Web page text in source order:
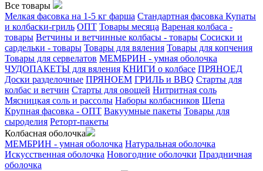
Все товары
Мелкая фасовка на 1-5 кг фарша Стандартная фасовка Купаты
и колбаски-гриль ОПТ Товары месяца Вареная колбаса -
товары Ветчины и ветчинные колбасы - товары Сосиски и
сардельки - товары Товары для вяления Товары для копчения
Товары для сервелатов МЕМБРИН - умная оболочка
ЧУДОПАКЕТЫ для вяления КНИГИ о колбасе ПРЯНОЕД
Доски разделочные ПРЯНОЕМ ГРИЛЬ и BBQ Старты для
колбас и ветчин Старты для овощей Нитритная соль
Мясницкая соль и рассолы Наборы колбасников Щепа
Крупная фасовка - ОПТ Вакуумные пакеты Товары для
сыроделия Реторт-пакеты
Колбасная оболочка
МЕМБРИН - умная оболочка Натуральная оболочка
Искусственная оболочка Новогодние оболочки Праздничная
оболочка